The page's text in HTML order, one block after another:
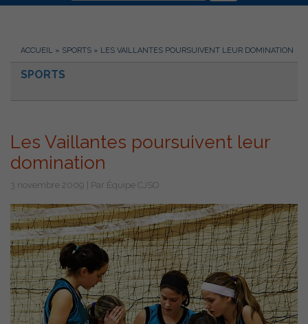
ACCUEIL » SPORTS » LES VAILLANTES POURSUIVENT LEUR DOMINATION
SPORTS
Les Vaillantes poursuivent leur
domination
3 novembre 2009 | Par Équipe CJSO